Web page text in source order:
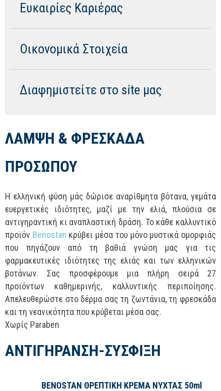
Ευκαιρίες Καριέρας
Οικονομικά Στοιχεία
Διαφημιστείτε στο site μας
ΛΑΜΨΗ & ΦΡΕΣΚΑΔΑ
ΠΡΟΣΩΠΟΥ
Η ελληνική φύση μάς δώρισε αναρίθμητα βότανα, γεμάτα
ευεργετικές ιδιότητες, μαζί με την ελιά, πλούσια σε
αντιγηραντική κι αναπλαστική δράση. Το κάθε καλλυντικό
προϊόν Benostan κρύβει μέσα του μόνο μυστικά ομορφιάς
που πηγάζουν από τη βαθιά γνώση μας για τις
φαρμακευτικές ιδιότητες της ελιάς και των ελληνικών
βοτάνων. Σας προσφέρουμε μια πλήρη σειρά 27
προϊόντων καθημερινής, καλλυντικής περιποίησης.
Απελευθερώστε στο δέρμα σας τη ζωντάνια, τη φρεσκάδα
και τη νεανικότητα που κρύβεται μέσα σας.
Χωρίς Paraben
ΑΝΤΙΓΗΡΑΝΣΗ-ΣΥΣΦΙΞΗ
BENOSTAN ΘΡΕΠΤΙΚΗ ΚΡΕΜΑ ΝΥΧΤΑΣ 50ml